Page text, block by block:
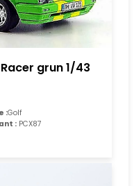
grun 1/43
:Golf
: PCX87